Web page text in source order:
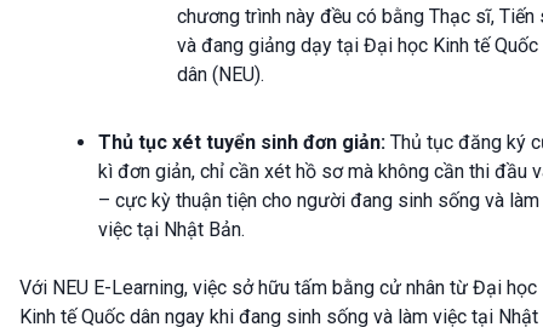
chương trình này đều có bằng Thạc sĩ, Tiến
và đang giảng dạy tại Đại học Kinh tế Quốc
dân (NEU).
Thủ tục xét tuyển sinh đơn giản: Thủ tục đăng ký
kì đơn giản, chỉ cần xét hồ sơ mà không cần thi đầu
– cực kỳ thuận tiện cho người đang sinh sống và làm
việc tại Nhật Bản.
Với NEU E-Learning, việc sở hữu tấm bằng cử nhân từ Đại học
Kinh tế Quốc dân ngay khi đang sinh sống và làm việc tại Nhật